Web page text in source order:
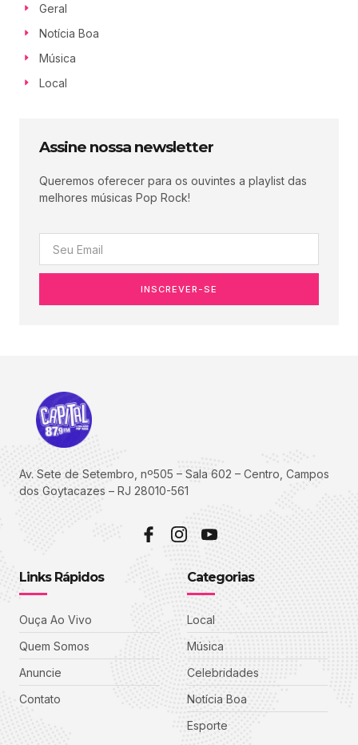
Geral
Notícia Boa
Música
Local
Assine nossa newsletter
Queremos oferecer para os ouvintes a playlist das
melhores músicas Pop Rock!
INSCREVER-SE
Av. Sete de Setembro, nº505 – Sala 602 – Centro, Campos
dos Goytacazes – RJ 28010-561
Links Rápidos
Ouça Ao Vivo
Quem Somos
Anuncie
Contato
Categorias
Local
Música
Celebridades
Notícia Boa
Esporte